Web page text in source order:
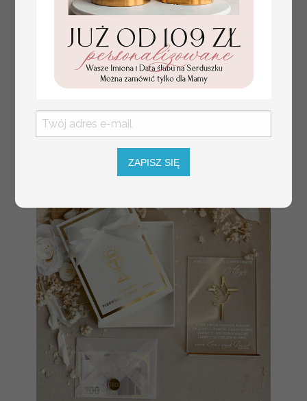
Prezent dla dziecka na narodziny
welurowy album na zdjęcia,
pamiątka z pierwszych lat życia
349.00 PLN
ZAPISZ SIĘ